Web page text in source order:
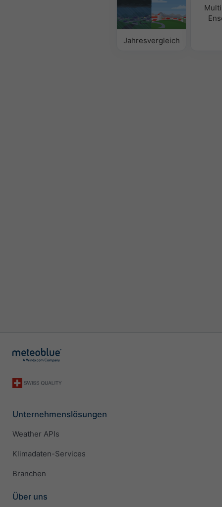
Jahresvergleich
Unternehmenslösungen
Weather APIs
Klimadaten-Services
Branchen
Über uns